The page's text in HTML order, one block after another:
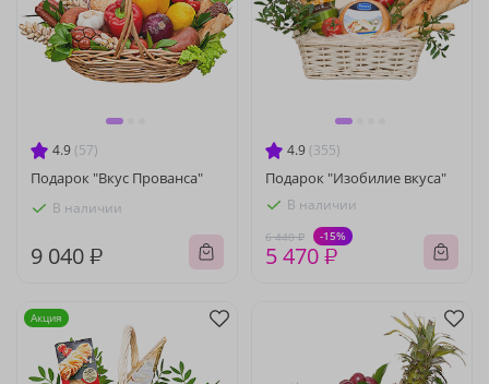
4.9 (57)
Подарок "Вкус Прованса"
В наличии
9 040 ₽
4.9 (355)
Подарок "Изобилие вкуса"
В наличии
6 440 ₽ -15%
5 470 ₽
Акция